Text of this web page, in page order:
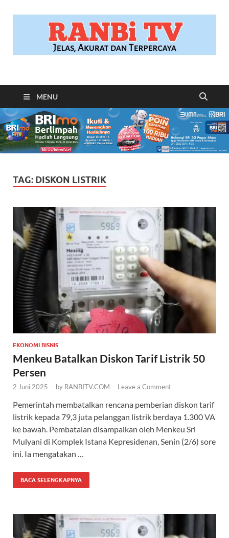
RANBITV.COM
MENU
TAG: DISKON LISTRIK
EKONOMI BISNIS
Menkeu Batalkan Diskon Tarif Listrik 50
Persen
2 Juni 2025 - by RANBITV.COM - Leave a Comment
Pemerintah membatalkan rencana pemberian diskon tarif
listrik kepada 79,3 juta pelanggan listrik berdaya 1.300 VA
ke bawah. Pembatalan disampaikan oleh Menkeu Sri
Mulyani di Komplek Istana Kepresidenan, Senin (2/6) sore
ini. Ia mengatakan …
BACA SELENGKAPNYA